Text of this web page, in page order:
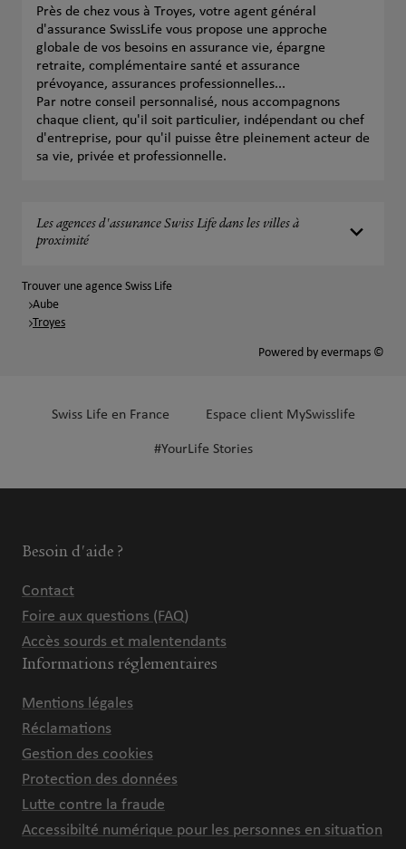
Près de chez vous à Troyes, votre agent général
d'assurance SwissLife vous propose une approche
globale de vos besoins en assurance vie, épargne
retraite, complémentaire santé et assurance
prévoyance, assurances professionnelles...
Par notre conseil personnalisé, nous accompagnons
chaque client, qu'il soit particulier, indépendant ou chef
d'entreprise, pour qu'il puisse être pleinement acteur de
sa vie, privée et professionnelle.
Les agences d'assurance Swiss Life dans les villes à
proximité
Trouver une agence Swiss Life
Aube
Troyes
Powered by evermaps ©
Swiss Life en France Espace client MySwisslife
#YourLife Stories
Besoin d'aide ?
Contact
Foire aux questions (FAQ)
Accès sourds et malentendants
Informations réglementaires
Mentions légales
Réclamations
Gestion des cookies
Protection des données
Lutte contre la fraude
Accessibilté numérique pour les personnes en situation